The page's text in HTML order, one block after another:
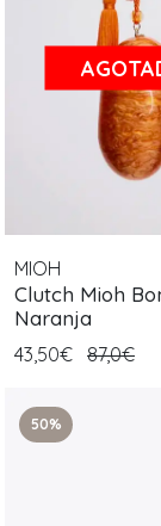
MIOH
Clutch Mioh
Naranja
43,50€ 87,0€
50%